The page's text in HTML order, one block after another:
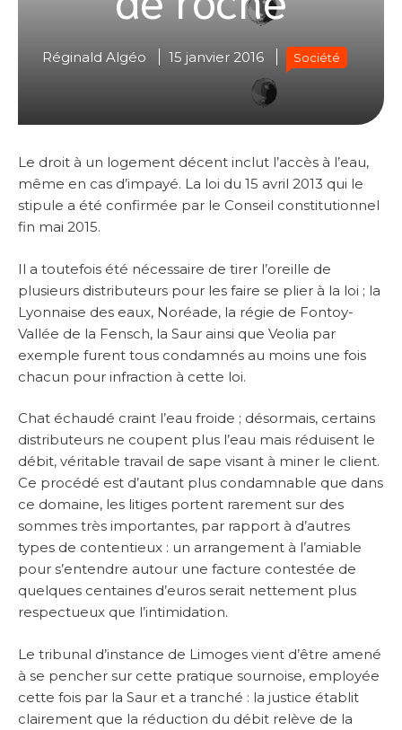
Réginald Algéo 15 janvier 2016 Société
Le droit à un logement décent inclut l’accès à l’eau,
même en cas d’impayé. La loi du 15 avril 2013 qui le
stipule a été confirmée par le Conseil constitutionnel
fin mai 2015.
Il a toutefois été nécessaire de tirer l’oreille de
plusieurs distributeurs pour les faire se plier à la loi ; la
Lyonnaise des eaux, Noréade, la régie de Fontoy-
Vallée de la Fensch, la Saur ainsi que Veolia par
exemple furent tous condamnés au moins une fois
chacun pour infraction à cette loi.
Chat échaudé craint l’eau froide ; désormais, certains
distributeurs ne coupent plus l’eau mais réduisent le
débit, véritable travail de sape visant à miner le client.
Ce procédé est d’autant plus condamnable que dans
ce domaine, les litiges portent rarement sur des
sommes très importantes, par rapport à d’autres
types de contentieux : un arrangement à l’amiable
pour s’entendre autour une facture contestée de
quelques centaines d’euros serait nettement plus
respectueux que l’intimidation.
Le tribunal d’instance de Limoges vient d’être amené
à se pencher sur cette pratique sournoise, employée
cette fois par la Saur et a tranché : la justice établit
clairement que la réduction du débit relève de la